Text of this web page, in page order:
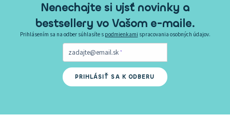
Nenechajte si ujsť novinky a
bestsellery vo Vašom e-maile.
Prihlásením sa na odber súhlasíte s podmienkami spracovania osobných údajov.
zadajte@email.sk
PRIHLÁSIŤ SA K ODBERU